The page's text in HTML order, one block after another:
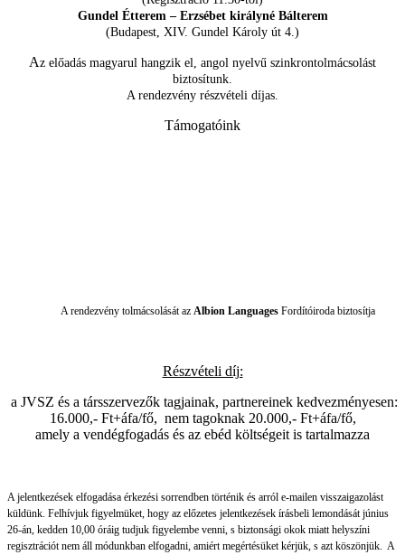
Gundel Étterem – Erzsébet királyné Bálterem
(Budapest, XIV. Gundel Károly út 4.)
Az előadás magyarul hangzik el, angol nyelvű szinkrontolmácsolást
biztosítunk.
A rendezvény részvételi díjas.
Támogatóink
A rendezvény tolmácsolását az Albion Languages Fordítóiroda biztosítja
Részvételi díj:
a JVSZ és a társszervezők tagjainak, partnereinek kedvezményesen:
16.000,- Ft+áfa/fő, nem tagoknak 20.000,- Ft+áfa/fő,
amely a vendégfogadás és az ebéd költségeit is tartalmazza
A jelentkezések elfogadása érkezési sorrendben történik és arról e-mailen visszaigazolást
küldünk. Felhívjuk figyelmüket, hogy az előzetes jelentkezések írásbeli lemondását június
26-án, kedden 10,00 óráig tudjuk figyelembe venni, s biztonsági okok miatt helyszíni
regisztrációt nem áll módunkban elfogadni, amiért megértésüket kérjük, s azt köszönjük. A